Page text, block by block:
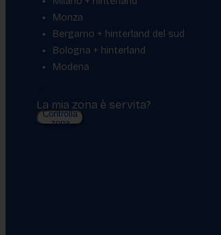
Monza
Bergamo + hinterland del sud
Bologna + hinterland
Modena
La mia zona è servita?
Controlla
zona